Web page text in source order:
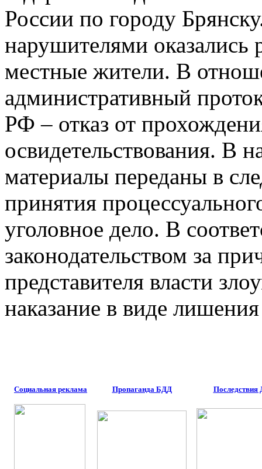
России по городу
нарушителями оказались
местные жители. В
административный
РФ – отказ от
освидетельствования. В
материалы переданы в
принятия
уголовное дело. В
законодательством за
представителя власти
наказание в виде
Социальная реклама Пропаганда БДД